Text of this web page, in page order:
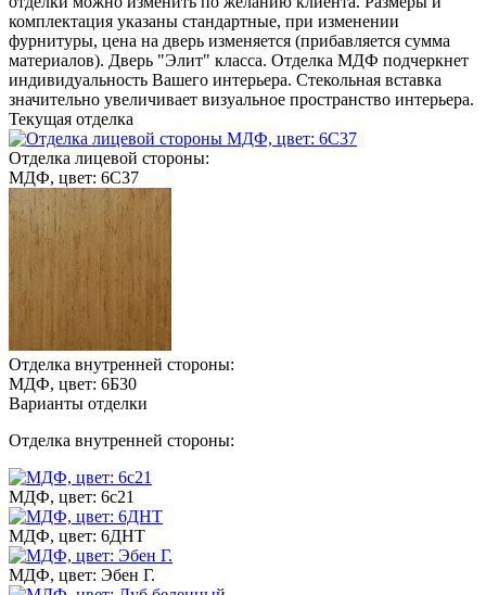
комплектация указаны стандартные, при изменении
фурнитуры, цена на дверь изменяется (прибавляется сумма
материалов). Дверь "Элит" класса. Отделка МДФ подчеркнет
индивидуальность Вашего интерьера. Стекольная вставка
значительно увеличивает визуальное пространство интерьера.
Текущая отделка
Отделка лицевой стороны:
МДФ, цвет: 6С37
Отделка внутренней стороны:
МДФ, цвет: 6Б30
Варианты отделки
Отделка внутренней стороны:
МДФ, цвет: 6с21
МДФ, цвет: 6ДНТ
МДФ, цвет: Эбен Г.